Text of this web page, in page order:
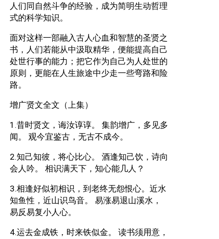
人们同自然斗争的经验，成为简明生动哲理
式的科学知识。
面对这样一部融入古人心血和智慧的圣贤之
书，人们若能从中汲取精华，便能提高自己
处世行事的能力；把它作为自己为人处世的
原则，更能在人生旅途中少走一些弯路和险
路。
增广贤文全文（上集）
1.昔时贤文，诲汝谆谆。 集韵增广，多见多
闻。 观今宜鉴古，无古不成今。
2.知己知彼，将心比心。 酒逢知己饮，诗向
会人吟。 相识满天下，知心能几人？
3.相逢好似初相识，到老终无怨恨心。近水
知鱼性，近山识鸟音。 易涨易退山溪水，
易反易复小人心。
4.运去金成铁，时来铁似金。 读书须用意，